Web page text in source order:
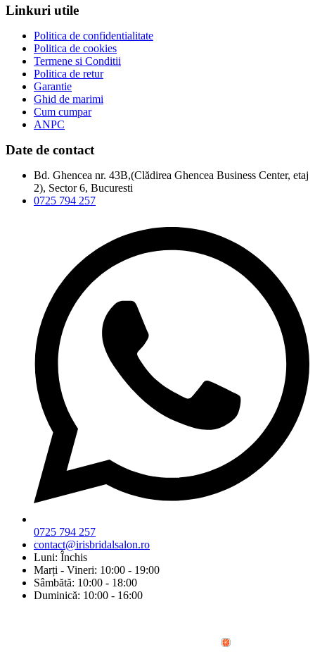
Linkuri utile
Politica de confidentialitate
Politica de cookies
Termene si Conditii
Politica de retur
Garantie
Ghid de marimi
Cum cumpar
ANPC
Date de contact
Bd. Ghencea nr. 43B,(Clădirea Ghencea Business Center, etaj
2), Sector 6, Bucuresti
0725 794 257
0725 794 257
contact@irisbridalsalon.ro
Luni: Închis
Marți - Vineri: 10:00 - 19:00
Sâmbătă: 10:00 - 18:00
Duminică: 10:00 - 16:00